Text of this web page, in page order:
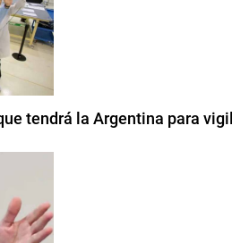
tendrá la Argentina para